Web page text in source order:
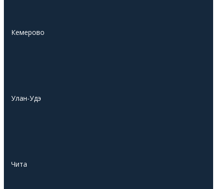
Кемерово
Улан-Удэ
Чита